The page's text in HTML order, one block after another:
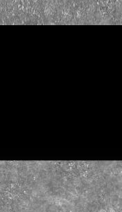
Trung Văn, đường